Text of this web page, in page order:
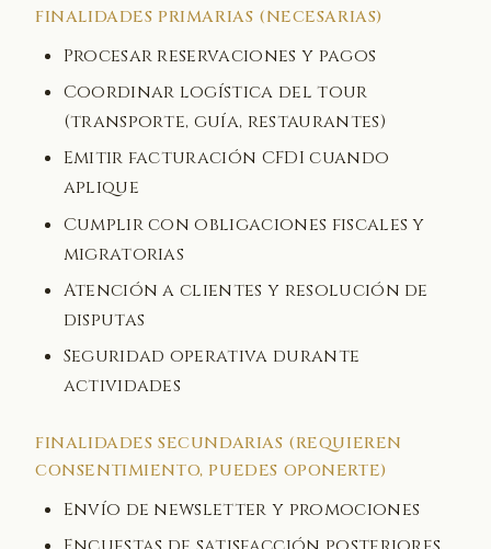
FINALIDADES PRIMARIAS (NECESARIAS)
Procesar reservaciones y pagos
Coordinar logística del tour
(transporte, guía, restaurantes)
Emitir facturación CFDI cuando
aplique
Cumplir con obligaciones fiscales y
migratorias
Atención a clientes y resolución de
disputas
Seguridad operativa durante
actividades
FINALIDADES SECUNDARIAS (REQUIEREN
CONSENTIMIENTO, PUEDES OPONERTE)
Envío de newsletter y promociones